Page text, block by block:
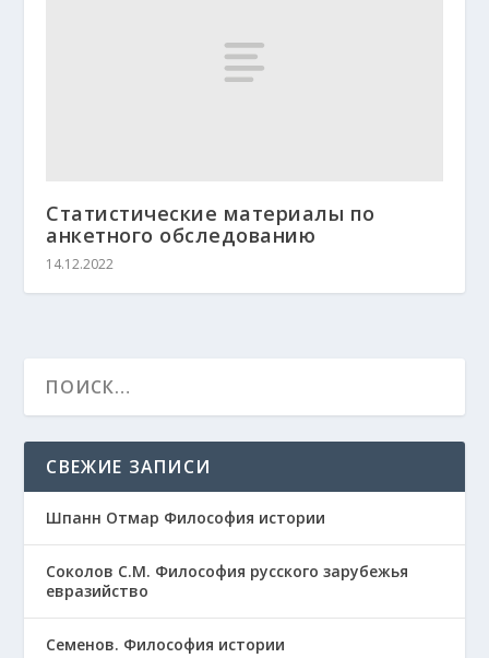
Статистические материалы по
анкетного обследованию
14.12.2022
СВЕЖИЕ ЗАПИСИ
Шпанн Отмар Философия истории
Соколов С.М. Философия русского зарубежья
евразийство
Семенов. Философия истории